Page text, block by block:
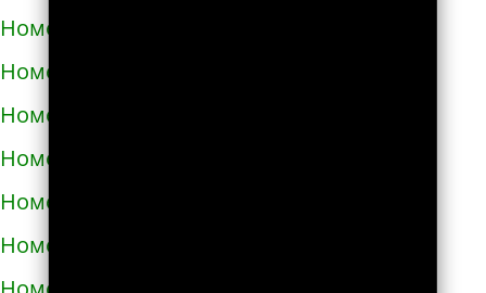
Номера телефонов такси в Чернигове
Номера телефонов такси в Черновцах
Номера телефонов такси в Черноморске
Номера телефонов такси в Чорткове
Номера телефонов такси в Чугуеве
Номера телефонов такси в Шепетовке